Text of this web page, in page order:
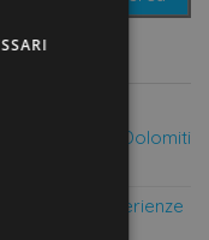
nelle Dolomiti
hotel, esperienze